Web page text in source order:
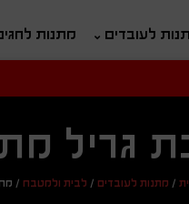
לעובדים מתנות
גריל
/ מתנות לעובדים / לבית ולמטבח /